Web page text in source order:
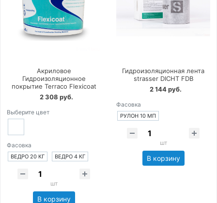
Акриловое
Гидроизоляционное
покрытие Terraco Flexicoat
2 308 руб.
Выберите цвет
Фасовка
ВЕДРО 20 КГ ВЕДРО 4 КГ
шт
В корзину
Гидроизоляционная лента
strasser DICHT FDB
2 144 руб.
Фасовка
РУЛОН 10 МП
шт
В корзину